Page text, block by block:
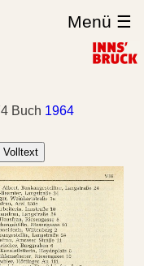
Menü ☰
Buch 1964
Volltext